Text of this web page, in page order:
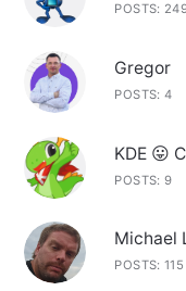
POSTS:
Gregor
POSTS: 4
KDE 😛
POSTS: 9
Michael
POSTS: 115